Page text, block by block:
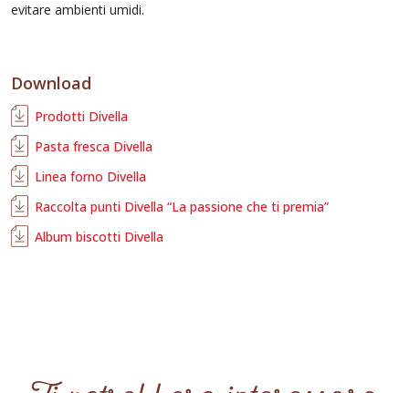
evitare ambienti umidi.
Download
Prodotti Divella
Pasta fresca Divella
Linea forno Divella
Raccolta punti Divella “La passione che ti premia”
Album biscotti Divella